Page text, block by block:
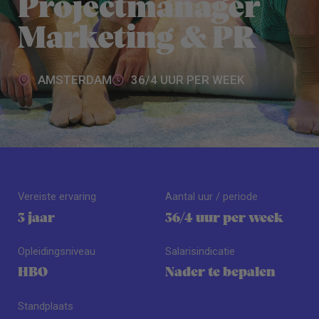
Projectmanager
Marketing & PR
AMSTERDAM 36/4 UUR PER WEEK
Vereiste ervaring
3 jaar
Opleidingsniveau
HBO
Standplaats
Aantal uur / periode
36/4 uur per week
Salarisindicatie
Nader te bepalen